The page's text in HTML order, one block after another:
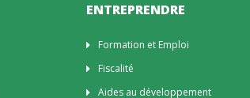
ENTREPRENDRE
Formation et Emploi
Fiscalité
Aides au développement